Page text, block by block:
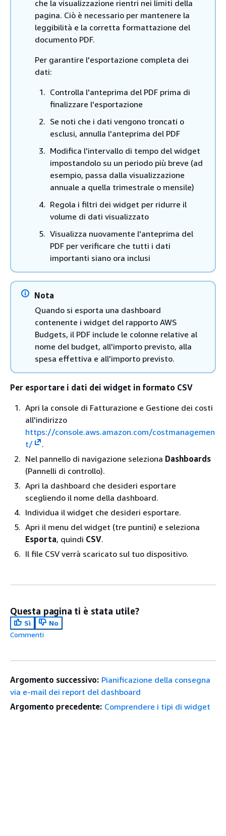
che la visualizzazione rientri nei limiti della
pagina. Ciò è necessario per mantenere la
leggibilità e la corretta formattazione del
documento PDF.
Per garantire l'esportazione completa dei
dati:
Controlla l'anteprima del PDF prima di
finalizzare l'esportazione
Se noti che i dati vengono troncati o
esclusi, annulla l'anteprima del PDF
Modifica l'intervallo di tempo del widget
impostandolo su un periodo più breve (ad
esempio, passa dalla visualizzazione
annuale a quella trimestrale o mensile)
Regola i filtri dei widget per ridurre il
volume di dati visualizzato
Visualizza nuovamente l'anteprima del
PDF per verificare che tutti i dati
importanti siano ora inclusi
Nota
Quando si esporta una dashboard
contenente i widget del rapporto AWS
Budgets, il PDF include le colonne relative al
nome del budget, all'importo previsto, alla
spesa effettiva e all'importo previsto.
Per esportare i dati dei widget in formato CSV
Apri la console di Fatturazione e Gestione dei costi
all'indirizzo
https://console.aws.amazon.com/costmanagemen
t/
.
Nel pannello di navigazione seleziona Dashboards
(Pannelli di controllo).
Apri la dashboard che desideri esportare
scegliendo il nome della dashboard.
Individua il widget che desideri esportare.
Apri il menu del widget (tre puntini) e seleziona
Esporta, quindi CSV.
Il file CSV verrà scaricato sul tuo dispositivo.
Questa pagina ti è stata utile?
Sì
No
Commenti
Argomento successivo: Pianificazione della consegna
via e-mail dei report del dashboard
Argomento precedente: Comprendere i tipi di widget